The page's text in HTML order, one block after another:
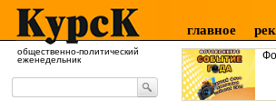
общественно-политический
еженедельник
главное